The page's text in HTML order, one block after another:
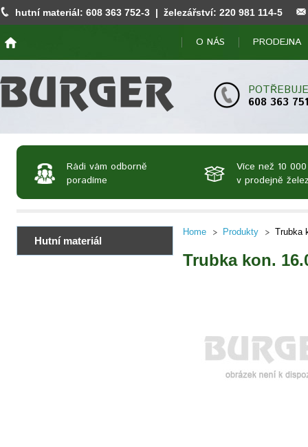
hutní materiál: 608 363 752-3 | železářství: 220 981 114-5
O NÁS PRODEJNA
608 363 751
Rádi vám odborně
poradíme
Více než 10
v prodejně
Hutní materiál
Home Produkty Trubka
Trubka kon.